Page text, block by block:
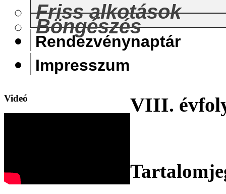
Friss alkotások
Böngészés
Rendezvénynaptár
Impresszum
Videó VIII.